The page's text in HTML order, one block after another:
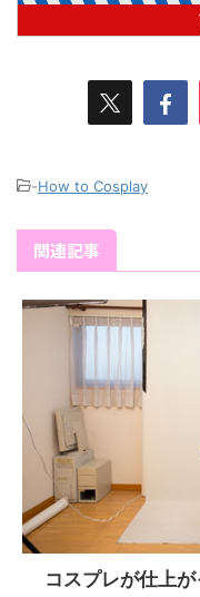
-How to Cosplay
関連記事
コスプレが仕上